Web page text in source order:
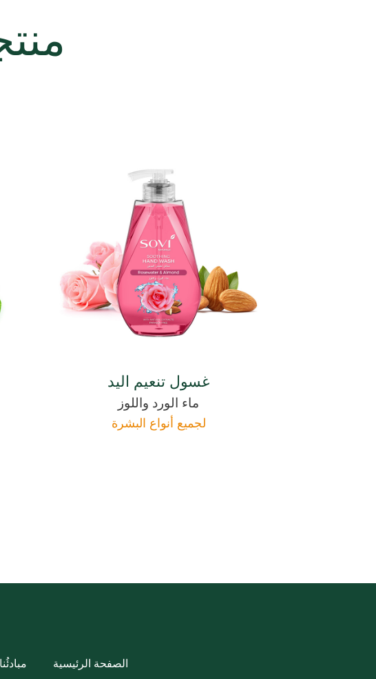
غسول تنعيم اليد
ماء الورد واللوز
لجميع أنواع البشرة
الصفحة الرئيسية مبادئُنا